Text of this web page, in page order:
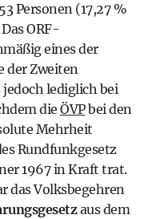
Personen (17,27 %
ORF-
eines der
der Zweiten
lediglich bei
die ÖVPbei den
Mehrheit
Rundfunkgesetz
1967 in Kraft trat.
das Volksbegehren
aus dem